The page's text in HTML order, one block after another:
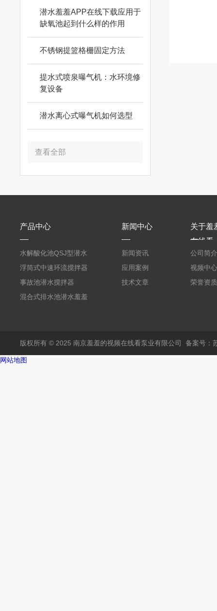
潜水羞羞APP在线下载应用于
缺氧池起到什么样的作用
不锈钢提篮格栅固定方法
提水式喷泉曝气机：水环境修
复设备
潜水离心式曝气机如何选型
查看全部
产品中心
水解酸化池QSJ型潜水
羞羞APP在线下载
浮筒式中速环流搅拌器
事故池潜水搅拌器
混合式排水池潜水羞羞
新闻中心
新闻资讯
应用案例
技术文章
关于羞
在线看
公司简介
视频中心
荣誉资质
版权所有 © 2025 南京羞羞的视频在线看泵业有限公司 备案号
网站地图